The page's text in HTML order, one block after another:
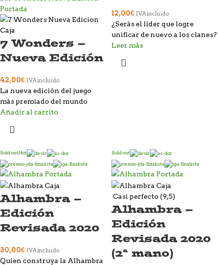
7 Wonders –
Nueva Edición
42,00€ IVA incluido
La nueva edición del juego
más premiado del mundo
Añadir al carrito
12,00€ IVA incluido
¿Serás el líder que logre
unificar de nuevo a los clanes?
Leer más
Sold outHot
Alhambra –
Edición
Revisada 2020
30,00€ IVA incluido
Quien construya la Alhambra
Sold out
Casi perfecto (9,5)
Alhambra –
Edición
Revisada 2020
(2ª mano)